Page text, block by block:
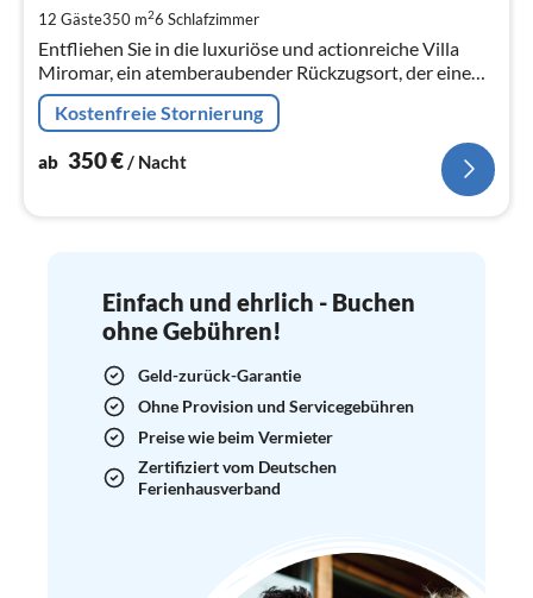
12 Gäste350 m26 Schlafzimmer
Entfliehen Sie in die luxuriöse und actionreiche Villa
Miromar, ein atemberaubender Rückzugsort, der einen
unvergesslichen Urlaub für alle verspricht, die einen
aktiven Urlaub erle...
Kostenfreie Stornierung
ab 350€/ Nacht
Einfach und ehrlich - Buchen
ohne Gebühren!
Geld-zurück-Garantie
Ohne Provision und Servicegebühren
Preise wie beim Vermieter
Zertifiziert vom Deutschen
Ferienhausverband